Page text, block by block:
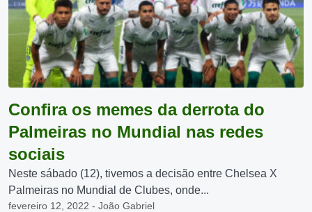
Confira os memes da derrota do
Palmeiras no Mundial nas redes
sociais
Neste sábado (12), tivemos a decisão entre Chelsea X
Palmeiras no Mundial de Clubes, onde...
fevereiro 12, 2022 - João Gabriel